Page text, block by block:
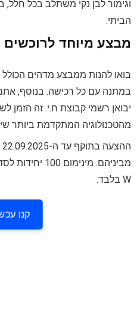
וגימור לבן נקי משתלב בכל חלל,
הביתי.
מבצע מיוחד לרוכשים
בואו להנות ממבצע מדהים
במתנה עם כל רכישה. בנוסף,
יבואן רשמי קבוצת ח.י. זה הזמן
מהטכנולוגיה המתקדמת ביותר
W בלבד.
קנו